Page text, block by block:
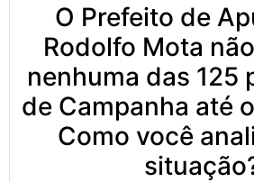
O Prefeito de
Rodolfo Mota
nenhuma das 125
de Campanha até
Como você